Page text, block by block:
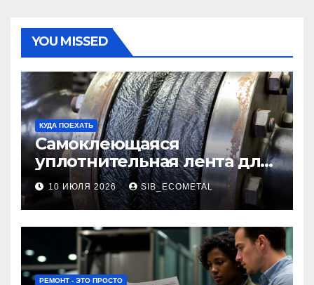
YOU MISSED
КУДА ПОЕХАТЬ
Самоклеющаяся
уплотнительная лента для
огнезащиты фланцевых
соединений
10 ИЮЛЯ 2026 SIB_ECOMETAL
РЕМОНТ - ЭТО ПРОСТО